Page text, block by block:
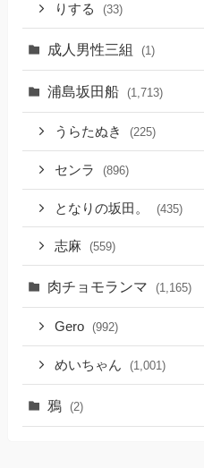
りする (33)
成人男性三組 (1)
浦島坂田船 (1,713)
うらたぬき (225)
センラ (896)
となりの坂田。 (435)
志麻 (559)
肉チョモランマ (1,165)
Gero (992)
めいちゃん (1,001)
鴉 (2)